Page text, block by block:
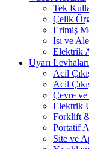
Tek
Çelik
Erimiş
Isı ve
Elektrik
Uyarı Levhaları
Acil
Acil
Çevre
Elektrik
Forklift
Portatif
Site ve